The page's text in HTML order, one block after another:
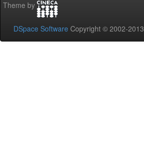
Theme by
DSpace Software Copyright © 2002-2013